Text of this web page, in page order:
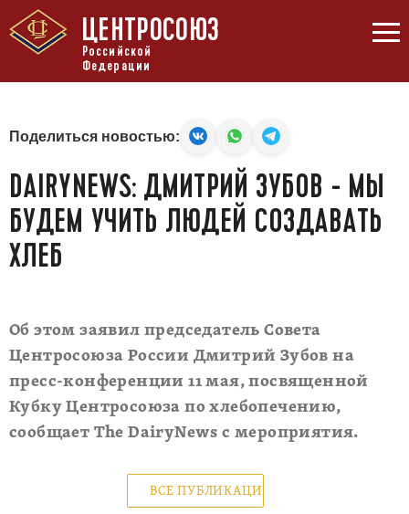
ЦЕНТРОСОЮЗ
Российской
Федерации
Поделиться новостью:
DAIRYNEWS: ДМИТРИЙ ЗУБОВ - МЫ
БУДЕМ УЧИТЬ ЛЮДЕЙ СОЗДАВАТЬ
ХЛЕБ
Об этом заявил председатель Совета
Центросоюза России Дмитрий Зубов на
пресс-конференции 11 мая, посвященной
Кубку Центросоюза по хлебопечению,
сообщает The DairyNews с мероприятия.
ВСЕ ПУБЛИКАЦИИ